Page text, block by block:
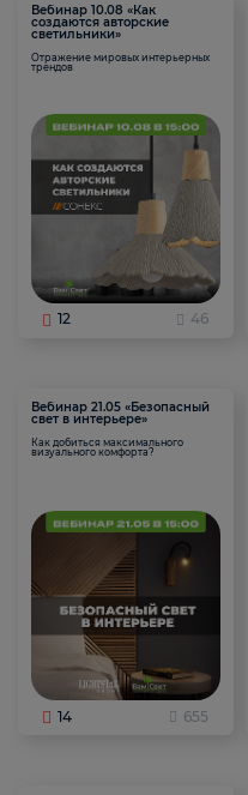
Вебинар 10.08 «Как
создаются авторские
светильники»
Отражение мировых интерьерных
трендов
12 46
Вебинар 21.05 «Безопасный
свет в интерьере»
Как добиться максимального
визуального комфорта?
14 655